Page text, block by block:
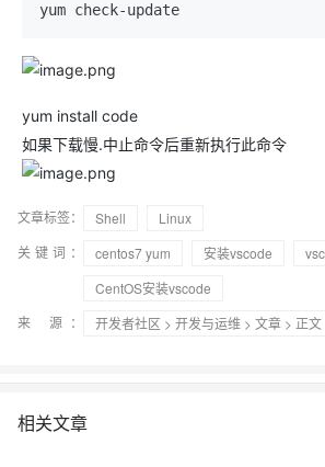
yum check-update
yum install code
如果下载慢.中止命令后重新执行此命令
文章标签： Shell
Linux
关键词：
centos7 yum 安装vscode
CentOS安装vscode
来 源：
开发者社区 > 开发与运维 > 文章 > 正文
相关文章